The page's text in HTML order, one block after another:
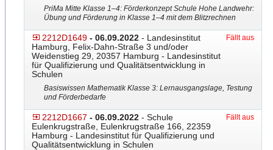
PriMa Mitte Klasse 1–4: Förderkonzept Schule Hohe Landwehr:
Übung und Förderung in Klasse 1–4 mit dem Blitzrechnen
2212D1649 - 06.09.2022 - Landesinstitut
Hamburg, Felix-Dahn-Straße 3 und/oder
Weidenstieg 29, 20357 Hamburg - Landesinstitut
für Qualifizierung und Qualitätsentwicklung in
Schulen
Fällt aus
Basiswissen Mathematik Klasse 3: Lernausgangslage, Testung
und Förderbedarfe
2212D1667 - 06.09.2022 - Schule
Eulenkrugstraße, Eulenkrugstraße 166, 22359
Hamburg - Landesinstitut für Qualifizierung und
Qualitätsentwicklung in Schulen
Fällt aus